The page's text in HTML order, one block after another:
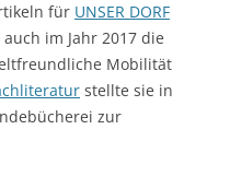
für UNSER DORF
im Jahr 2017 die
Mobilität
stellte sie in
zur